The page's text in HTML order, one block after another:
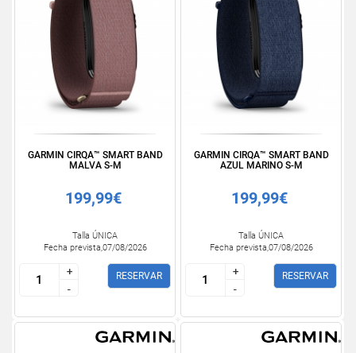
GARMIN CIRQA™ SMART BAND
MALVA S-M
199,99€
Talla ÚNICA
Fecha prevista,07/08/2026
+
-
+
-
RESERVAR
GARMIN CIRQA™ SMART BAND
AZUL MARINO S-M
199,99€
Talla ÚNICA
Fecha prevista,07/08/2026
+
-
+
-
RESERVAR